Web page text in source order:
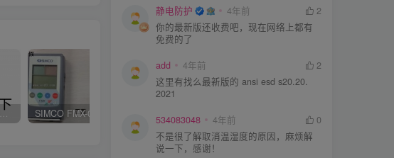
ESD技术人员工资2K以下，你相信吗？ KN95/N95医用口罩与静电的秘密关系
静电防护 4年前
2
你的最新版还收费吧，现在网络上都有
免费的了
add 4年前
2
这里有找么最新版的 ansi esd s20.20.
2021
534083048 4年前
0
不是很了解取消温湿度的原因，麻烦解
说一下，感谢！